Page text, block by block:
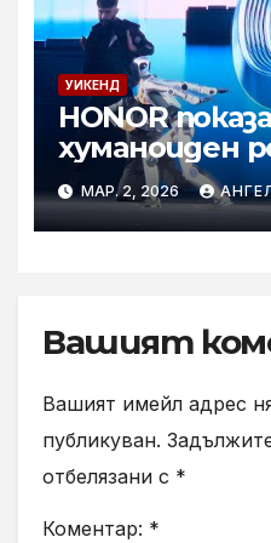
УИКЕНД
HONOR
хуманоиден
2026
МАР. 2, 2026
Вашият
Вашият имейл адрес
публикуван.
отбелязани с *
Коментар: *